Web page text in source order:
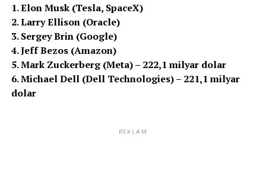
1. Elon Musk (Tesla, SpaceX)
2. Larry Ellison (Oracle)
3. Sergey Brin (Google)
4. Jeff Bezos (Amazon)
5. Mark Zuckerberg (Meta) – 222,1 milyar dolar
6. Michael Dell (Dell Technologies) – 221,1 milyar
dolar
REKLAM